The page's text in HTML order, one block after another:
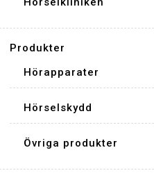
Produkter
Hörapparater
Hörselskydd
Övriga produkter